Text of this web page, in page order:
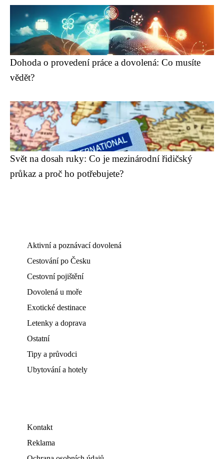
Dohoda o provedení práce a dovolená: Co musíte
vědět?
Svět na dosah ruky: Co je mezinárodní řidičský
průkaz a proč ho potřebujete?
Aktivní a poznávací dovolená
Cestování po Česku
Cestovní pojištění
Dovolená u moře
Exotické destinace
Letenky a doprava
Ostatní
Tipy a průvodci
Ubytování a hotely
Kontakt
Reklama